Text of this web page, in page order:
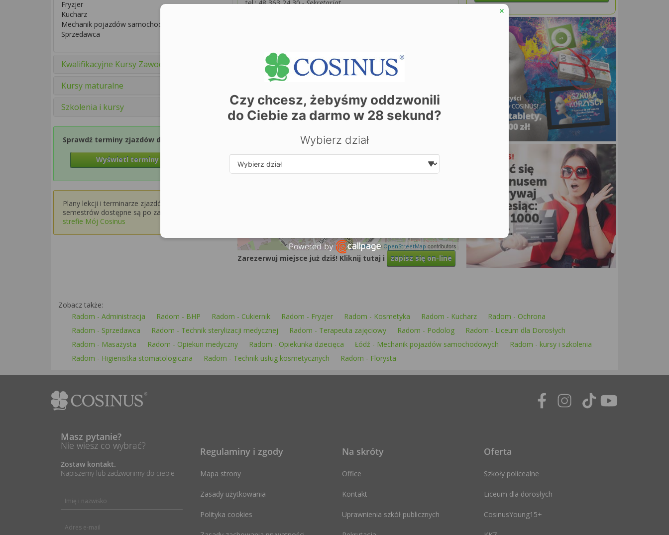
Fryzjer
Kucharz
Mechanik pojazdów samochodowych
Sprzedawca
Kwalifikacyjne Kursy Zawodowe
Kursy maturalne
Szkolenia i kursy
Sprawdź terminy zjazdów dla Semestru 1
Wyświetl terminy zjazdów
Plany lekcji i terminarze zjazdów dla wyższych
semestrów dostępne są po zalogowaniu w
strefie Mój Cosinus
tel.:48 363 24 30- Sekretariat
Leaflet| © OpenStreetMap contributors
Zarezerwuj miejsce już dziś! Kliknij tutaj i zapisz się on-line
Zobacz także:
Radom - Administracja
Radom - BHP Radom - Cukiernik Radom - Fryzjer Radom - Kosmetyka Radom - Kucharz
Radom - Ochrona
Radom - Sprzedawca
Radom - Technik sterylizacji medycznej Radom - Terapeuta zajęciowy Radom - Podolog
Radom - Liceum dla Dorosłych
Radom - Masażysta
Radom - Opiekun medyczny Radom - Opiekunka dziecięca Łódź - Mechanik pojazdów samochodowych
Radom - kursy i szkolenia
Radom - Higienistka stomatologiczna
Radom - Technik usług kosmetycznych Radom - Florysta
Masz pytanie?
Nie wiesz co wybrać?
Zostaw kontakt.
Napiszemy lub zadzwonimy do ciebie
Regulaminy i zgody
Mapa strony
Zasady użytkowania
Polityka cookies
Na skróty
Office
Kontakt
Uprawnienia szkół publicznych
Oferta
Szkoły policealne
Liceum dla dorosłych
CosinusYoung15+
Czy chcesz, żebyśmy oddzwonili
do Ciebie za darmo w 28 sekund?
Wybierz dział
Powered by
Open link in new window